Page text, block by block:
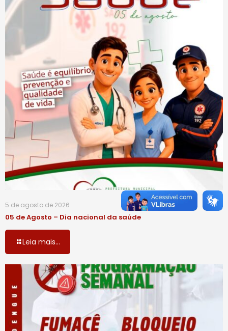
5 de agosto de 2026
05 de Agosto – Dia nacional da saúde
Leia mais...